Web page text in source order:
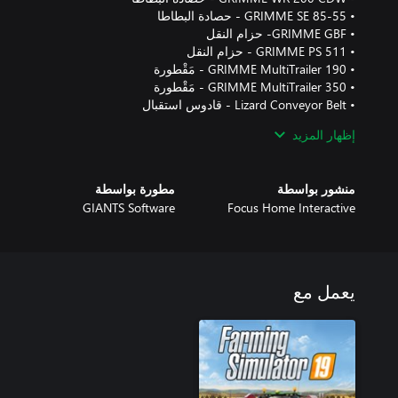
بمجرد تنزيلها، سيكون المحتوى الإضافي متوفرًا من خلال المتجر
إظهار المزيد
منشور بواسطة
Focus Home Interactive
مطورة بواسطة
GIANTS Software
يعمل مع